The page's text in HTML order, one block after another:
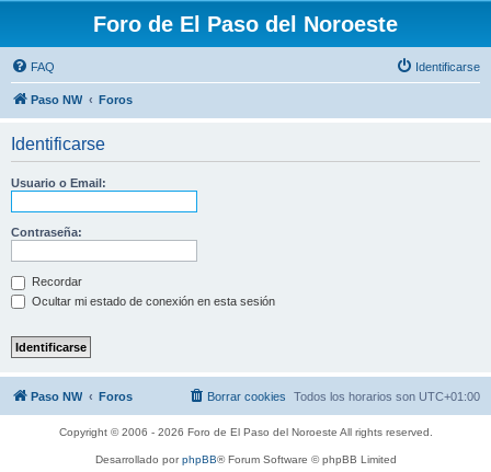
Foro de El Paso del Noroeste
FAQ Identificarse
Paso NW Foros
Identificarse
Usuario o Email:
Contraseña:
Recordar
Ocultar mi estado de conexión en esta sesión
Paso NW Foros Todos los horarios son UTC+01:00
Borrar cookies
Copyright © 2006 - 2026 Foro de El Paso del Noroeste All rights reserved.
Desarrollado porphpBB® Forum Software © phpBB Limited